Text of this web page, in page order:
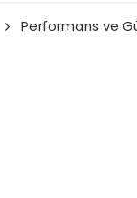
Performans ve